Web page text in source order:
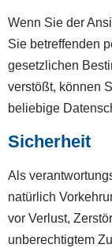
Wenn Sie der
Sie betreffenden
gesetzlichen
verstößt, können
beliebige
Sicherheit
Als
natürlich
vor Verlust,
unberechtigtem